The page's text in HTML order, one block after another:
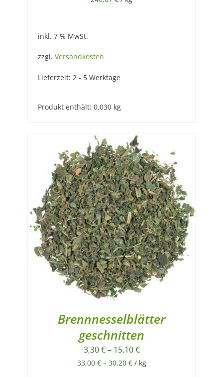
inkl. 7 % MwSt.
zzgl. Versandkosten
Lieferzeit: 2 - 5 Werktage
Produkt enthält: 0,030 kg
Brennnesselblätter
geschnitten
3,30€– 15,10€
33,00 €– 30,20 €/ kg